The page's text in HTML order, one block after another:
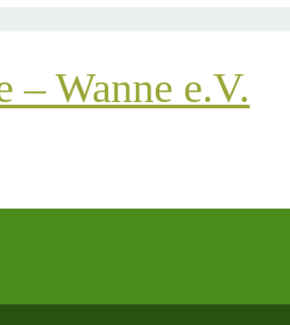
– Wanne e.V.